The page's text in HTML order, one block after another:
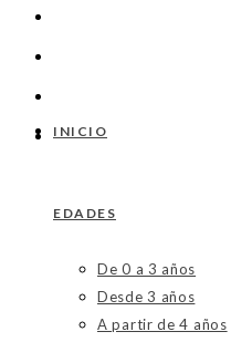
INICIO
EDADES
De 0 a 3 años
Desde 3 años
A partir de 4 años